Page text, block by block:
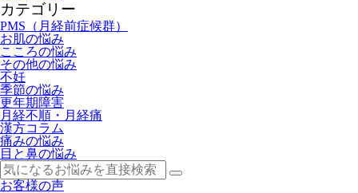
カテゴリー
PMS（月経前症候群）
お肌の悩み
こころの悩み
その他の悩み
不妊
季節の悩み
更年期障害
月経不順・月経痛
漢方コラム
痛みの悩み
目と鼻の悩み
お客様の声